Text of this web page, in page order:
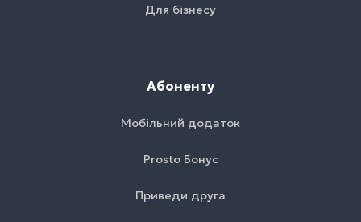
Для бізнесу
Абоненту
Мобільний додаток
Prosto Бонус
Приведи друга